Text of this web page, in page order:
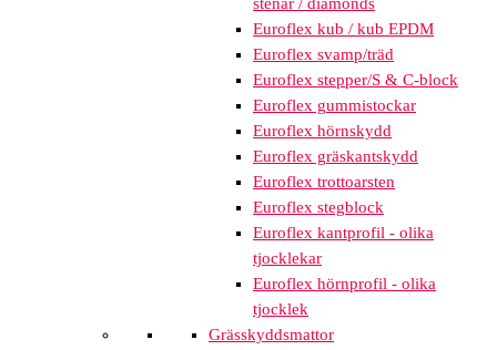
stenar / diamonds
Euroflex kub / kub EPDM
Euroflex svamp/träd
Euroflex stepper/S & C-block
Euroflex gummistockar
Euroflex hörnskydd
Euroflex gräskantskydd
Euroflex trottoarsten
Euroflex stegblock
Euroflex kantprofil - olika
tjocklekar
Euroflex hörnprofil - olika
tjocklek
Grässkyddsmattor